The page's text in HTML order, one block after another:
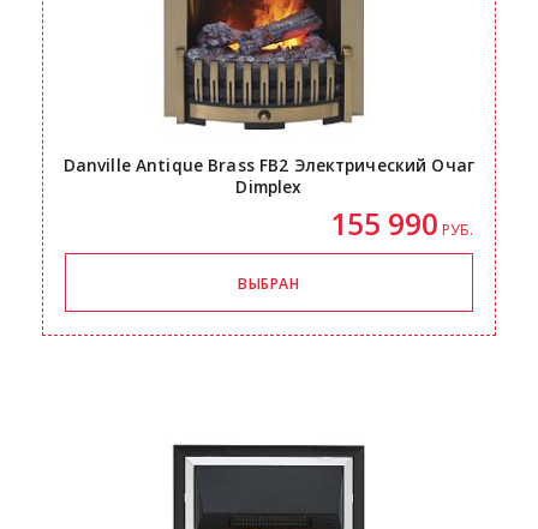
Danville Antique Brass FB2 Электрический Очаг
Dimplex
155 990 РУБ.